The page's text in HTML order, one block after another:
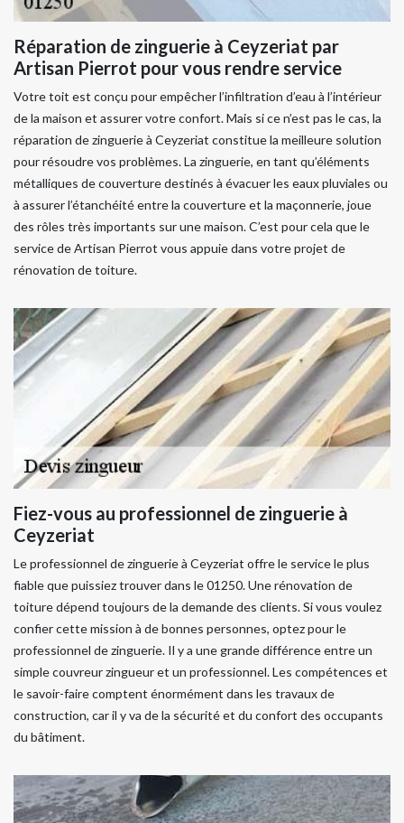
Réparation de zinguerie à Ceyzeriat par
Artisan Pierrot pour vous rendre service
Votre toit est conçu pour empêcher l’infiltration d’eau à l’intérieur
de la maison et assurer votre confort. Mais si ce n’est pas le cas, la
réparation de zinguerie à Ceyzeriat constitue la meilleure solution
pour résoudre vos problèmes. La zinguerie, en tant qu’éléments
métalliques de couverture destinés à évacuer les eaux pluviales ou
à assurer l’étanchéité entre la couverture et la maçonnerie, joue
des rôles très importants sur une maison. C’est pour cela que le
service de Artisan Pierrot vous appuie dans votre projet de
rénovation de toiture.
Fiez-vous au professionnel de zinguerie à
Ceyzeriat
Le professionnel de zinguerie à Ceyzeriat offre le service le plus
fiable que puissiez trouver dans le 01250. Une rénovation de
toiture dépend toujours de la demande des clients. Si vous voulez
confier cette mission à de bonnes personnes, optez pour le
professionnel de zinguerie. Il y a une grande différence entre un
simple couvreur zingueur et un professionnel. Les compétences et
le savoir-faire comptent énormément dans les travaux de
construction, car il y va de la sécurité et du confort des occupants
du bâtiment.